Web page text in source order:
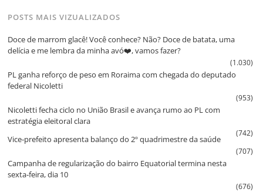
POSTS MAIS VIZUALIZADOS
Doce de marrom glacê! Você conhece? Não? Doce de batata, uma
delícia e me lembra da minha avó❤️, vamos fazer?
(1.030)
PL ganha reforço de peso em Roraima com chegada do deputado
federal Nicoletti
(953)
Nicoletti fecha ciclo no União Brasil e avança rumo ao PL com
estratégia eleitoral clara
(742)
Vice‑prefeito apresenta balanço do 2º quadrimestre da saúde
(707)
Campanha de regularização do bairro Equatorial termina nesta
sexta‑feira, dia 10
(676)